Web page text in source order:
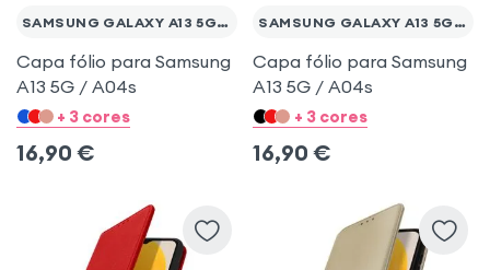
Samsung Galaxy A13 5G
SAMSUNG GALAXY A13 5G / A04S
Capa fólio para Samsung
A13 5G / A04s
+ 3 cores
16,90 €
SAMSUNG GALAXY A13 5G / A04S
Capa fólio para Samsung
A13 5G / A04s
+ 3 cores
16,90 €